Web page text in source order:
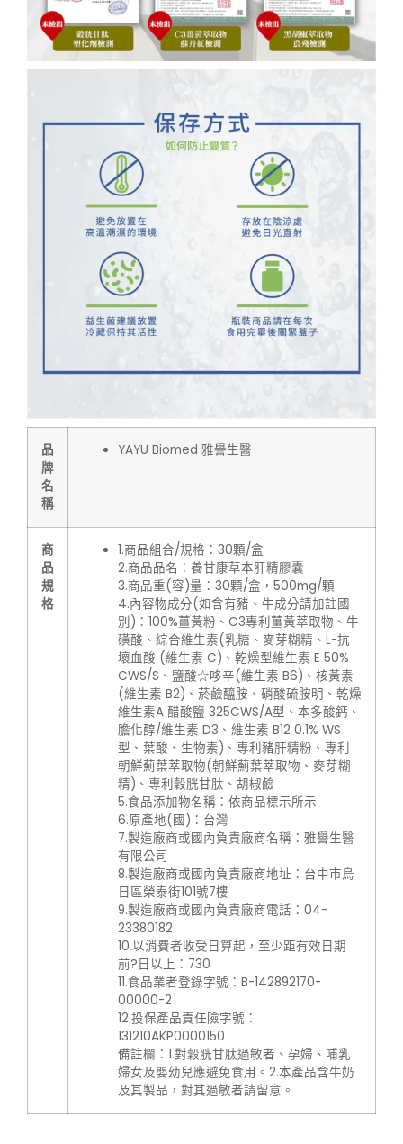
品
牌
名
稱
YAYU Biomed 雅譽生醫
商
品
規
格
1.商品組合/規格：30顆/盒
2.商品品名：養甘康草本肝精膠囊
3.商品重(容)量：30顆/盒，500mg/顆
4.內容物成分(如含有豬、牛成分請加註國
別)：100%薑黃粉、C3專利薑黃萃取物、牛
磺酸、綜合維生素(乳糖、麥芽糊精、L-抗
壞血酸 (維生素 C)、乾燥型維生素 E 50%
CWS/S、鹽酸☆哆辛(維生素 B6)、核黃素
(維生素 B2)、菸鹼醯胺、硝酸硫胺明、乾燥
維生素A 醋酸鹽 325CWS/A型、本多酸鈣、
膽化醇/維生素 D3、維生素 B12 0.1% WS
型、葉酸、生物素)、專利豬肝精粉、專利
朝鮮薊葉萃取物(朝鮮薊葉萃取物、麥芽糊
精)、專利穀胱甘肽、胡椒鹼
5.食品添加物名稱：依商品標示所示
6.原產地(國)：台灣
7.製造廠商或國內負責廠商名稱：雅譽生醫
有限公司
8.製造廠商或國內負責廠商地址：台中市烏
日區榮泰街101號7樓
9.製造廠商或國內負責廠商電話：04-
23380182
10.以消費者收受日算起，至少距有效日期
前?日以上：730
11.食品業者登錄字號：B-142892170-
00000-2
12.投保產品責任險字號：
131210AKP0000150
備註欄：1.對穀胱甘肽過敏者、孕婦、哺乳
婦女及嬰幼兒應避免食用。2.本產品含牛奶
及其製品，對其過敏者請留意。